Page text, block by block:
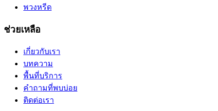
พวงหรีด
ช่วยเหลือ
เกี่ยวกับเรา
บทความ
พื้นที่บริการ
คำถามที่พบบ่อย
ติดต่อเรา